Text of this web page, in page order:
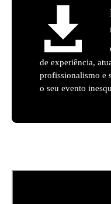
de experiência,
profissionalismo e
o seu evento